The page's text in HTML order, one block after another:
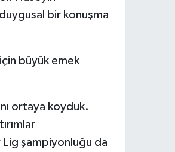
bir konuşma
büyük emek
ortaya koyduk.
şampiyonluğu da